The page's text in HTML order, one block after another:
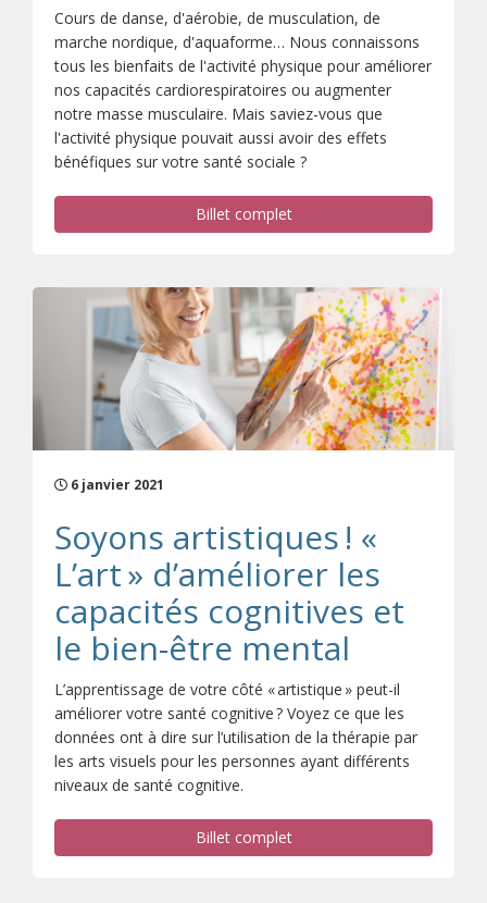
Cours de danse, d'aérobie, de musculation, de
marche nordique, d'aquaforme… Nous connaissons
tous les bienfaits de l'activité physique pour améliorer
nos capacités cardiorespiratoires ou augmenter
notre masse musculaire. Mais saviez-vous que
l'activité physique pouvait aussi avoir des effets
bénéfiques sur votre santé sociale ?
Billet complet
6 janvier 2021
Soyons artistiques ! «
L’art » d’améliorer les
capacités cognitives et
le bien-être mental
L’apprentissage de votre côté « artistique » peut-il
améliorer votre santé cognitive ? Voyez ce que les
données ont à dire sur l’utilisation de la thérapie par
les arts visuels pour les personnes ayant différents
niveaux de santé cognitive.
Billet complet